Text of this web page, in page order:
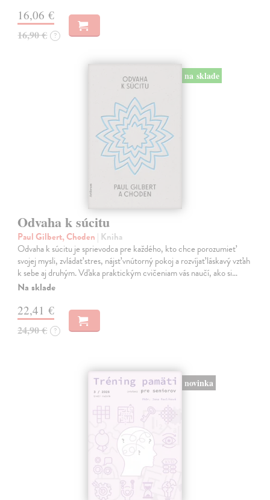
16,06 €
16,90 € ?
na sklade
Odvaha k súcitu
Paul Gilbert, Choden | Kniha
Odvaha k súcitu je sprievodca pre každého, kto chce porozumieť
svojej mysli, zvládať stres, nájsť vnútorný pokoj a rozvíjať láskavý vzťah
k sebe aj druhým. Vďaka praktickým cvičeniam vás naučí, ako si…
Na sklade
22,41 €
24,90 € ?
novinka